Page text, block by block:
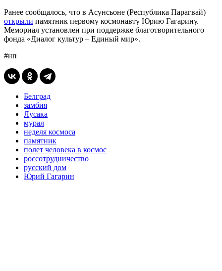
Ранее сообщалось, что в Асунсьоне (Республика Парагвай)
открыли памятник первому космонавту Юрию Гагарину.
Мемориал установлен при поддержке благотворительного
фонда «Диалог культур – Единый мир».
#нп
Белград
замбия
Лусака
мурал
неделя космоса
памятник
полет человека в космос
россотрудничество
русский дом
Юрий Гагарин